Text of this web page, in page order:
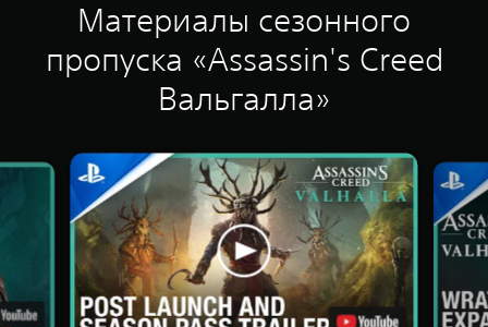
Материалы сезонного
пропуска «Assassin's Creed
Вальгалла»